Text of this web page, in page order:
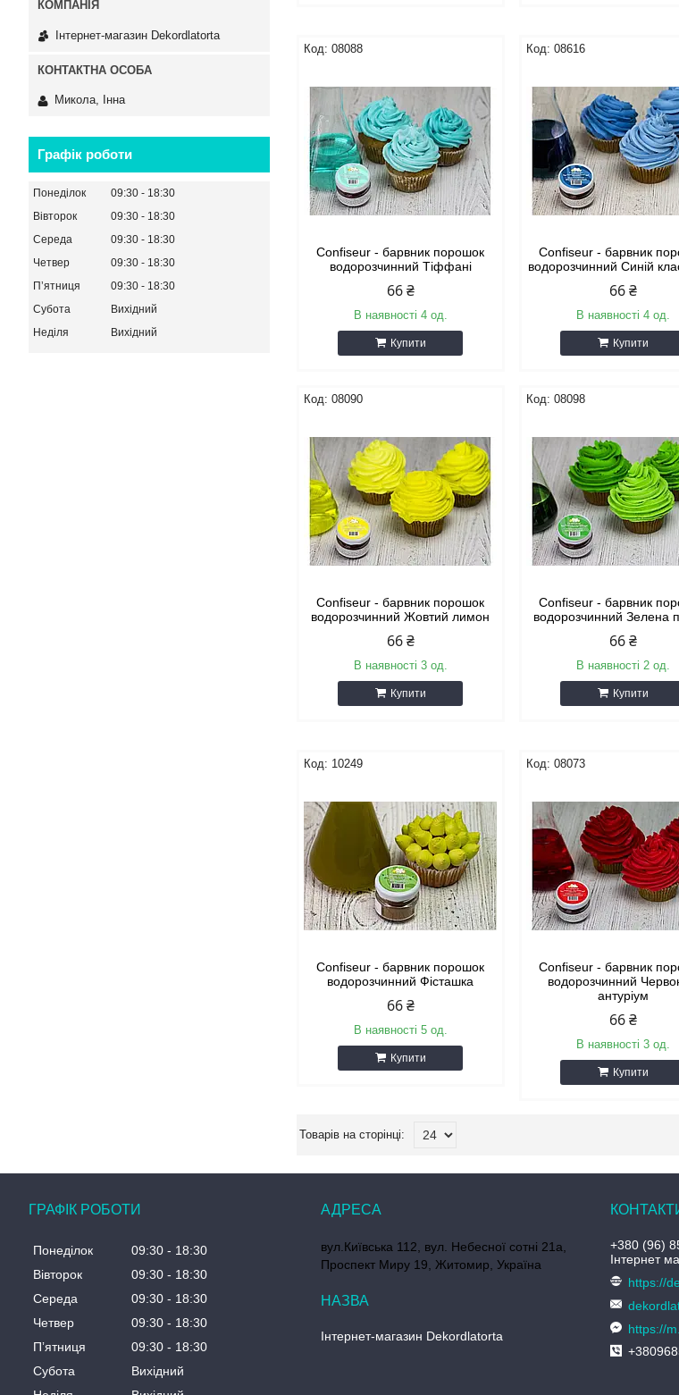
08088
Confiseur - барвник порошок
водорозчинний Тіффані
66 ₴
В наявності 4 од.
Купити
08616
Confiseur - барвник
водорозчинний Синій
66 ₴
В наявності 4 од.
Купити
08090
Confiseur - барвник порошок
водорозчинний Жовтий лимон
66 ₴
В наявності 3 од.
Купити
08098
Confiseur - барвник
водорозчинний Зелена
66 ₴
В наявності 2 од.
Купити
10249
Confiseur - барвник порошок
водорозчинний Фісташка
66 ₴
В наявності 5 од.
Купити
08073
Confiseur - барвник
водорозчинний
антуріум
66 ₴
В наявності 3 од.
Купити
Інтернет-магазин Dekordlatorta
Микола, Інна
Графік роботи
Понеділок 09:30
18:30
Вівторок
09:30
18:30
Середа
09:30
18:30
Четвер
09:30
18:30
Пʼятниця
09:30
18:30
Субота
Вихідний
Неділя
Вихідний
ГРАФІК РОБОТИ
Понеділок 09:30
18:30
Вівторок
09:30
18:30
Середа
09:30
18:30
Четвер
09:30
18:30
Пʼятниця
09:30
18:30
Субота
Вихідний
вул.Київська 112, вул. Небесної сотні 21а,
Проспект Миру 19, Житомир, Україна
Інтернет-магазин Dekordlatorta
+380 (96)
Інтернет
https://
https://